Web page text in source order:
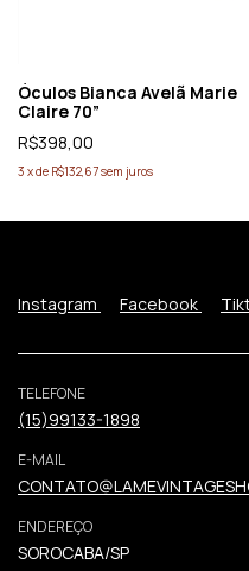
Óculos Bianca Avelã Marie
Claire 70”
R$398,00
3 xde R$132,67sem juros
Instagram Facebook
TELEFONE
(15)99133-1898
E-MAIL
ENDEREÇO
SOROCABA/SP